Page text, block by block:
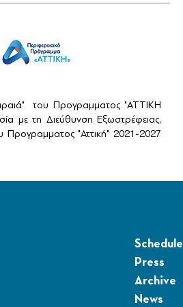
του Προγραμματος "ΑΤΤΙΚΗ
με τη Διεύθυνση Εξωστρέφειας,
"Αττική" 2021-2027
Schedule
Press
Archive
News